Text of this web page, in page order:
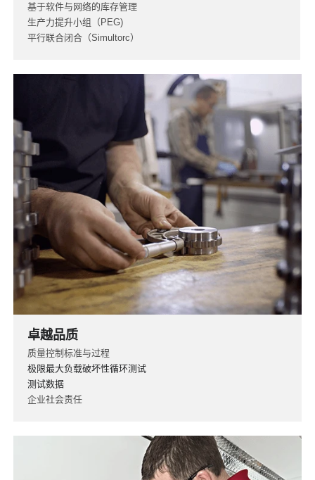
基于软件与网络的库存管理
生产力提升小组（PEG)
平行联合闭合（Simultorc）
卓越品质
质量控制标准与过程
极限最大负载破坏性循环测试
测试数据
企业社会责任